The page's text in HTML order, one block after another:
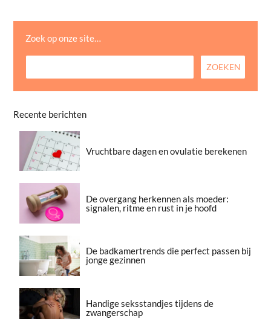
Zoek op onze site…
Recente berichten
Vruchtbare dagen en ovulatie berekenen
De overgang herkennen als moeder:
signalen, ritme en rust in je hoofd
De badkamertrends die perfect passen bij
jonge gezinnen
Handige seksstandjes tijdens de
zwangerschap